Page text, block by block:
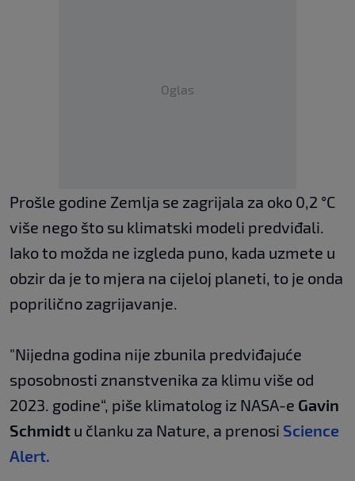
Oglas
Prošle godine Zemlja se zagrijala za oko 0,2 °C
više nego što su klimatski modeli predviđali.
Iako to možda ne izgleda puno, kada uzmete u
obzir da je to mjera na cijeloj planeti, to je onda
poprilično zagrijavanje.
"Nijedna godina nije zbunila predviđajuće
sposobnosti znanstvenika za klimu više od
2023. godine“, piše klimatolog iz NASA-e Gavin
Schmidt u članku za Nature, a prenosi Science
Alert.